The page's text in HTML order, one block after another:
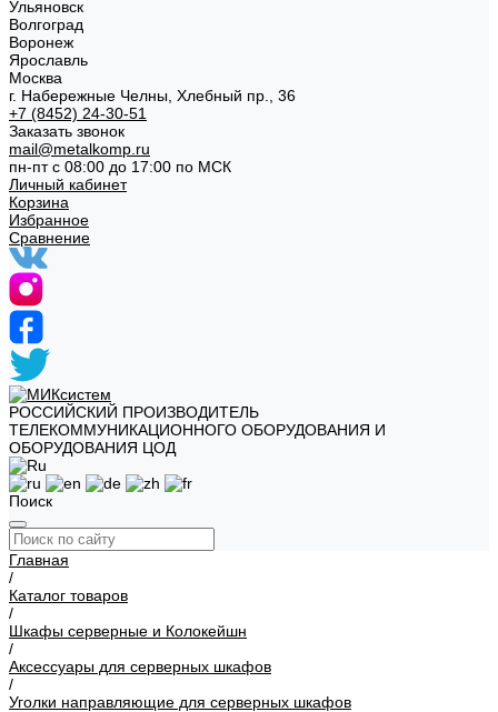
Ульяновск
Волгоград
Воронеж
Ярославль
Москва
г. Набережные Челны, Хлебный пр., 36
+7 (8452) 24-30-51
Заказать звонок
mail@metalkomp.ru
пн-пт с 08:00 до 17:00 по МСК
Личный кабинет
Корзина
Избранное
Сравнение
РОССИЙСКИЙ ПРОИЗВОДИТЕЛЬ
ТЕЛЕКОММУНИКАЦИОННОГО ОБОРУДОВАНИЯ И
ОБОРУДОВАНИЯ ЦОД
Поиск
Главная
/
Каталог товаров
/
Шкафы серверные и Колокейшн
/
Аксессуары для серверных шкафов
/
Уголки направляющие для серверных шкафов